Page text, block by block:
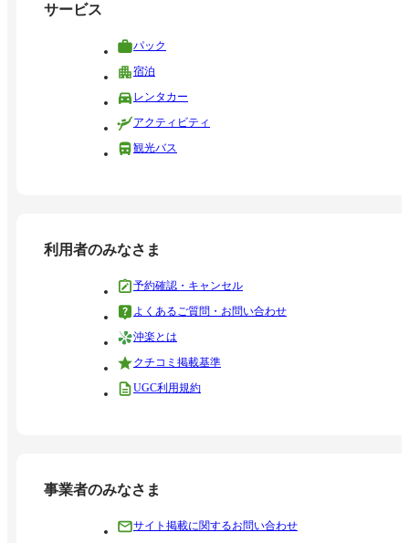
サービス
パック
宿泊
レンタカー
アクティビティ
観光バス
利用者のみなさま
予約確認・キャンセル
よくあるご質問・お問い合わせ
沖楽とは
クチコミ掲載基準
UGC利用規約
事業者のみなさま
サイト掲載に関するお問い合わせ